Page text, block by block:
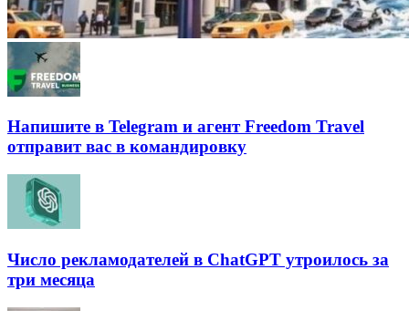
Напишите в Telegram и агент Freedom Travel
отправит вас в командировку
Число рекламодателей в ChatGPT утроилось за
три месяца